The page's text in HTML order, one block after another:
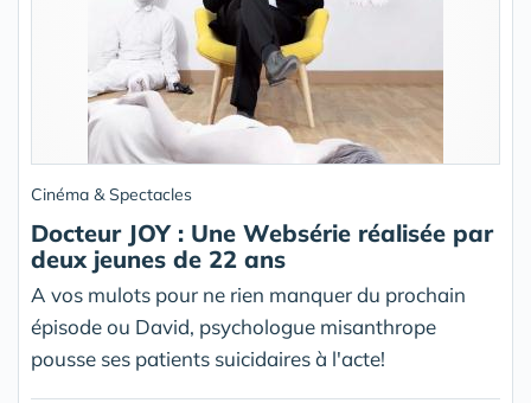
Cinéma & Spectacles
Docteur JOY : Une Websérie réalisée par
deux jeunes de 22 ans
A vos mulots pour ne rien manquer du prochain
épisode ou David, psychologue misanthrope
pousse ses patients suicidaires à l'acte!